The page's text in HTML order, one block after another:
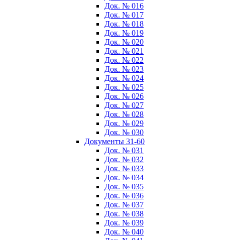
Док. № 016
Док. № 017
Док. № 018
Док. № 019
Док. № 020
Док. № 021
Док. № 022
Док. № 023
Док. № 024
Док. № 025
Док. № 026
Док. № 027
Док. № 028
Док. № 029
Док. № 030
Документы 31-60
Док. № 031
Док. № 032
Док. № 033
Док. № 034
Док. № 035
Док. № 036
Док. № 037
Док. № 038
Док. № 039
Док. № 040